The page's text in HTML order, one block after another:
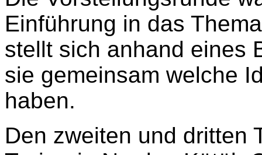
Einführung in das
stellt sich anhand eines
sie gemeinsam welche
haben.
Den zweiten und dritten